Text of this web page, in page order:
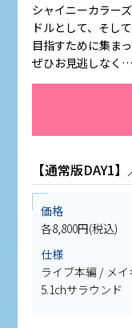
シャイニーカラー
ドルとして、そし
目指すために集ま
ぜひお見逃しなく…
【通常版DAY1
価格
各8,800円(税込)
仕様
ライブ本編 / メ
5.1chサラウンド